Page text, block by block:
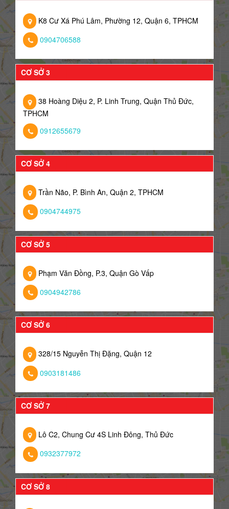
K8 Cư Xá Phú Lâm, Phường 12, Quận 6, TPHCM
0904706588
CƠ SỞ 3
38 Hoàng Diệu 2, P. Linh Trung, Quận Thủ Đức,
TPHCM
0912655679
CƠ SỞ 4
Trần Não, P. Bình An, Quận 2, TPHCM
0904744975
CƠ SỞ 5
Phạm Văn Đồng, P.3, Quận Gò Vấp
0904942786
CƠ SỞ 6
328/15 Nguyễn Thị Đặng, Quận 12
0903181486
CƠ SỞ 7
Lô C2, Chung Cư 4S Linh Đông, Thủ Đức
0932377972
CƠ SỞ 8